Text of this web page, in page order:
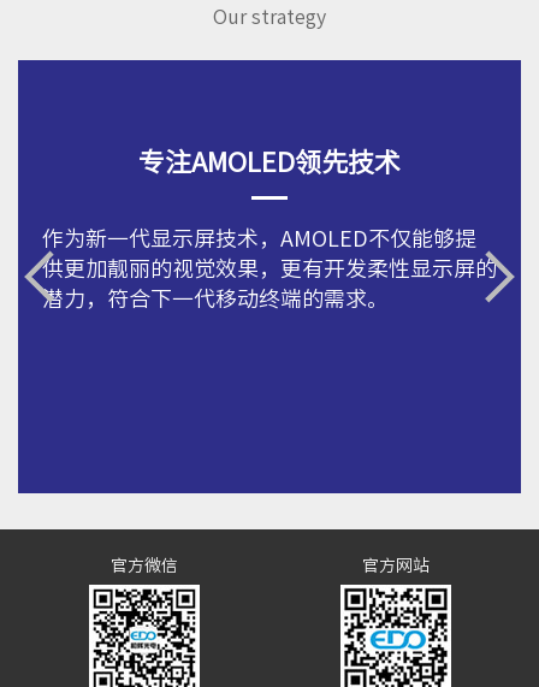
Our strategy
专注AMOLED领先技术
作为新一代显示屏技术，AMOLED不仅能够提
供更加靓丽的视觉效果，更有开发柔性显示屏的
潜力，符合下一代移动终端的需求。
官方微信 官方网站